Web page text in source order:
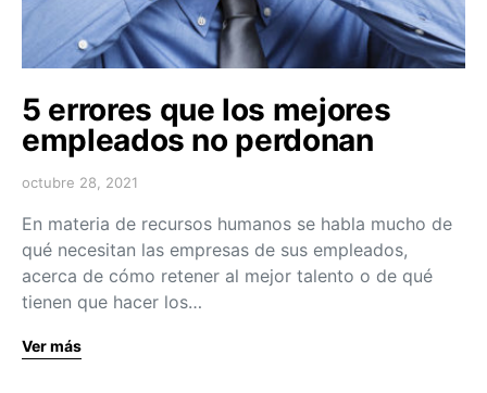
5 errores que los mejores
empleados no perdonan
octubre 28, 2021
En materia de recursos humanos se habla mucho de
qué necesitan las empresas de sus empleados,
acerca de cómo retener al mejor talento o de qué
tienen que hacer los…
Ver más